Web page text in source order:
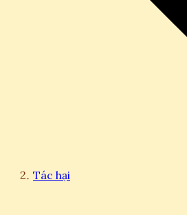
Tác hại